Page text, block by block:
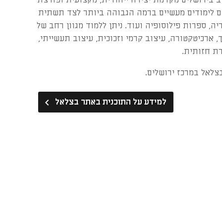
לימודים מעשיים ברמה הגבוהה ביותר לצד תשתית
ספרות פילוסופיה ועוד. ניתן ללמוד מגוון רחב של
ארכיטקטורה, עיצוב קרמי וזכוכית, עיצוב תעשייתי,
חזותית.
במרכז ירושלים.
למידע על התוכנית באתר בצלאל keyboard_arrow_left